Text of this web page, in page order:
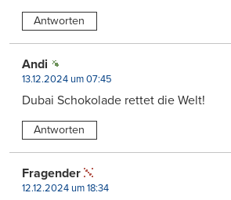
Antworten
Andi
13.12.2024 um 07:45
Dubai Schokolade rettet die Welt!
Antworten
Fragender
12.12.2024 um 18:34